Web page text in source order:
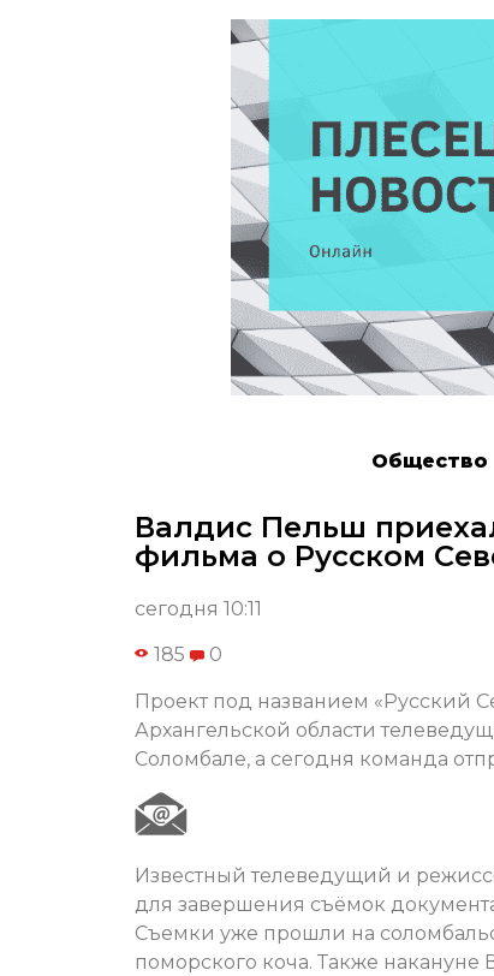
Общество
Валдис Пельш
фильма о Русском
сегодня 10:11
185 0
Проект под названием «Русский
Архангельской области
Соломбале, а сегодня команда
Известный телеведущий и
для завершения съёмок
Съемки уже прошли на
поморского коча. Также накануне